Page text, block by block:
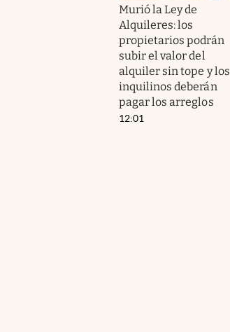
Murió la Ley de
Alquileres: los
propietarios podrán
subir el valor del
alquiler sin tope y los
inquilinos deberán
pagar los arreglos
12:01